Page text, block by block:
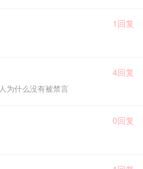
1回复
4回复
为什么没有被禁言
0回复